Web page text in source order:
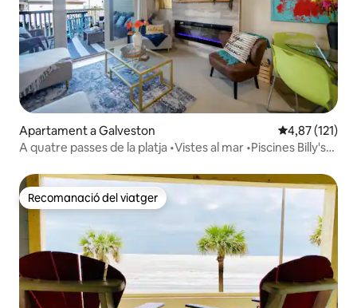
Apartament a Galveston 4,87 de
4,87 (121)
A quatre passes de la platja •Vistes al mar •Piscines Billy's
Recomanació del viatger
Recomanació del viatger